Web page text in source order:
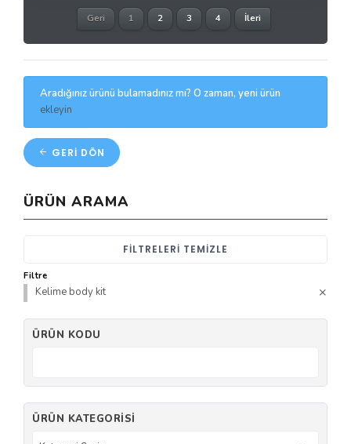
Geri 1 2 3 4 İleri
Aradığınız ürünü bulamadınız mı? O zaman, yeni ürün
ekleyin
GERI DÖN
ÜRÜN ARAMA
FILTRELERI TEMIZLE
Filtre
Kelime body kit
ÜRÜN KODU
ÜRÜN KATEGORISI